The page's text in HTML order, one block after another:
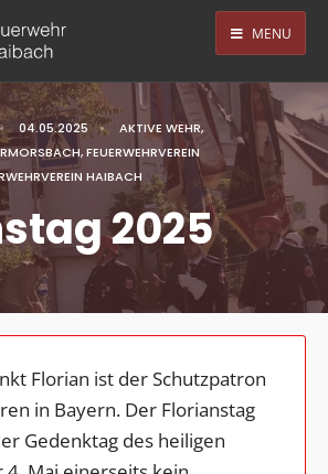
MENU
• 04.05.2025 • AKTIVE WEHR,
,FEUERWEHRVEREIN
HAIBACH
2025
Florian ist der Schutzpatron
in Bayern. Der Florianstag
Gedenktag des heiligen